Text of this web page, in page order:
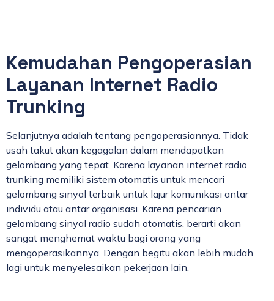
Kemudahan Pengoperasian
Layanan Internet Radio
Trunking
Selanjutnya adalah tentang pengoperasiannya. Tidak
usah takut akan kegagalan dalam mendapatkan
gelombang yang tepat. Karena layanan internet radio
trunking memiliki sistem otomatis untuk mencari
gelombang sinyal terbaik untuk lajur komunikasi antar
individu atau antar organisasi. Karena pencarian
gelombang sinyal radio sudah otomatis, berarti akan
sangat menghemat waktu bagi orang yang
mengoperasikannya. Dengan begitu akan lebih mudah
lagi untuk menyelesaikan pekerjaan lain.